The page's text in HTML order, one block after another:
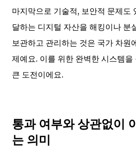
마지막으로 기술적, 보안적 문제도
달하는 디지털 자산을 해킹이나 분
보관하고 관리하는 것은 국가 차원
제예요. 이를 위한 완벽한 시스템
큰 도전이에요.
통과 여부와 상관없이
는 의미